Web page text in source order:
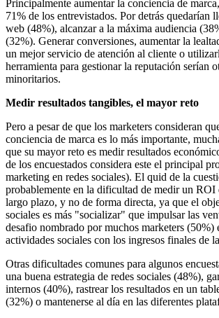
Principalmente aumentar la conciencia de
71% de los entrevistados. Por detrás quedarían
web (48%), alcanzar a la máxima audiencia
(32%). Generar conversiones, aumentar la
un mejor servicio de atención al cliente o
herramienta para gestionar la reputación serían
minoritarios.
Medir resultados tangibles, el mayor reto
Pero a pesar de que los marketers consideran
conciencia de marca es lo más importante,
que su mayor reto es medir resultados
de los encuestados considera este el principal
marketing en redes sociales). El quid de la
probablemente en la dificultad de medir un ROI
largo plazo, y no de forma directa, ya que el
sociales es más "socializar" que impulsar las
desafio nombrado por muchos marketers (50%)
actividades sociales con los ingresos finales de
Otras dificultades comunes para algunos
una buena estrategia de redes sociales (48%),
internos (40%), rastrear los resultados en un
(32%) o mantenerse al día en las diferentes